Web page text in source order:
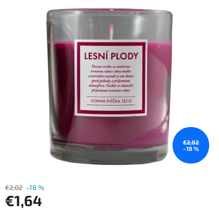
je
0,0
5
hviezdičiek.
€2,02
–18 %
€2,02 –18 %
€1,64